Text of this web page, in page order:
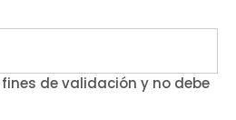
de validación y no debe